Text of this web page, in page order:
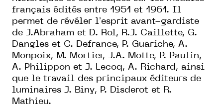
français édités entre 1951 et 1961. Il
permet de révéler lʼesprit avant-gardiste
de J.Abraham et D. Rol, R.J. Caillette, G.
Dangles et C. Defrance, P. Guariche, A.
Monpoix, M. Mortier, J.A. Motte, P. Paulin,
A. Philippon et J. Lecoq, A. Richard, ainsi
que le travail des principaux éditeurs de
luminaires J. Biny, P. Disderot et R.
Mathieu.